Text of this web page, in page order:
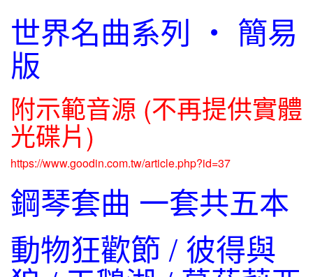
世界名曲系列 ‧ 簡易
版
附示範音源 (不再提供實體
光碟片)
https://www.goodin.com.tw/article.php?id=37
鋼琴套曲 一套共五本
動物狂歡節 / 彼得與